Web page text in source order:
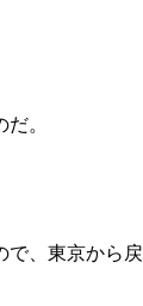
。
、東京から